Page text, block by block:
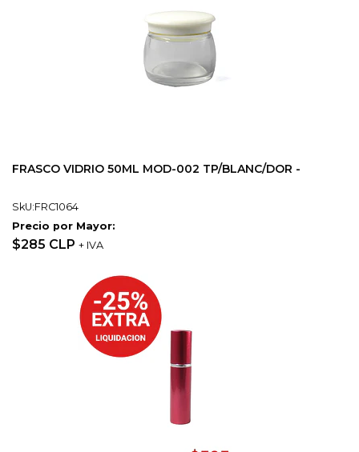
FRASCO VIDRIO 50ML MOD-002 TP/BLANC/DOR -
SkU:FRC1064
Precio por Mayor:
$285 CLP + IVA